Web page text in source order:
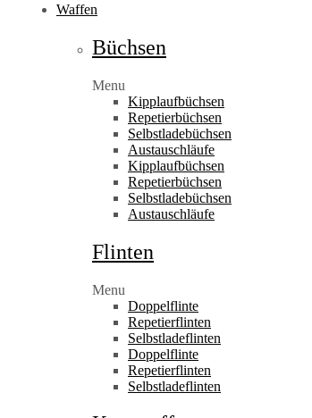
Waffen
Büchsen
Menu
Kipplaufbüchsen
Repetierbüchsen
Selbstladebüchsen
Austauschläufe
Kipplaufbüchsen
Repetierbüchsen
Selbstladebüchsen
Austauschläufe
Flinten
Menu
Doppelflinte
Repetierflinten
Selbstladeflinten
Doppelflinte
Repetierflinten
Selbstladeflinten